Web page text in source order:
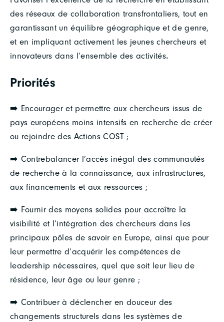
des réseaux de collaboration transfrontaliers, tout en
garantissant un équilibre géographique et de genre,
et en impliquant activement les jeunes chercheurs et
innovateurs dans l’ensemble des activités.
Priorités
➡️ Encourager et permettre aux chercheurs issus de
pays européens moins intensifs en recherche de créer
ou rejoindre des Actions COST ;
➡️ Contrebalancer l’accès inégal des communautés
de recherche à la connaissance, aux infrastructures,
aux financements et aux ressources ;
➡️ Fournir des moyens solides pour accroître la
visibilité et l’intégration des chercheurs dans les
principaux pôles de savoir en Europe, ainsi que pour
leur permettre d’acquérir les compétences de
leadership nécessaires, quel que soit leur lieu de
résidence, leur âge ou leur genre ;
➡️ Contribuer à déclencher en douceur des
changements structurels dans les systèmes de